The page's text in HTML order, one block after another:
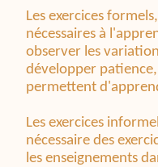
Les exercices
nécessaires à
observer les
développer
permettent
Les exercices
nécessaire des
les enseignements